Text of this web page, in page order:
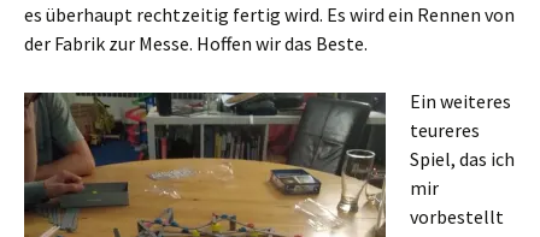
es überhaupt rechtzeitig fertig wird. Es wird ein Rennen von
der Fabrik zur Messe. Hoffen wir das Beste.
Ein weiteres
teureres
Spiel, das ich
mir
vorbestellt